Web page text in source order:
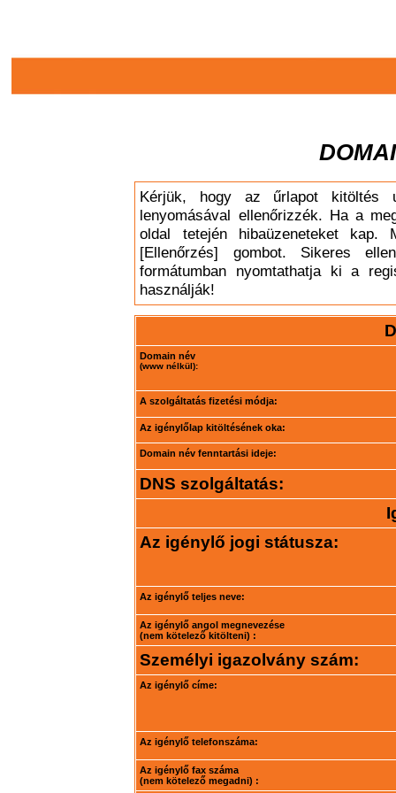
Kérjük, hogy az űrlapot kitöltés
lenyomásával ellenőrizzék. Ha a
oldal tetején hibaüzeneteket
[Ellenőrzés] gombot. Sikeres
formátumban nyomtathatja ki a
használják!
Domain név
(www nélkül):
A szolgáltatás fizetési módja:
Az igénylőlap kitöltésének oka:
Domain név fenntartási ideje:
DNS szolgáltatás:
Az igénylő jogi státusza:
Az igénylő teljes neve:
Az igénylő angol megnevezése
(nem kötelező kitölteni) :
Személyi igazolvány szám:
Az igénylő címe:
Az igénylő telefonszáma:
Az igénylő fax száma
(nem kötelező megadni) :